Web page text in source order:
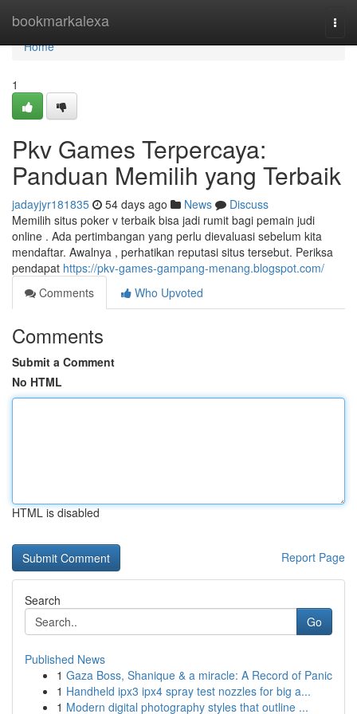
bookmarkalexa
Home
Home
1
Pkv Games Terpercaya:
Panduan Memilih yang Terbaik
jadayjyr181835 54 days ago News
Discuss
Memilih situs poker v terbaik bisa jadi rumit bagi pemain judi
online . Ada pertimbangan yang perlu dievaluasi sebelum kita
mendaftar. Awalnya , perhatikan reputasi situs tersebut. Periksa
pendapat https://pkv-games-gampang-menang.blogspot.com/
Comments
Who Upvoted
Comments
Submit a Comment
No HTML
HTML is disabled
Report Page
Search
Go
Published News
1 Gaza Boss, Shanique & a miracle: A Record of Panic
1 Handheld ipx3 ipx4 spray test nozzles for big a...
1 Modern digital photography styles that outline ...